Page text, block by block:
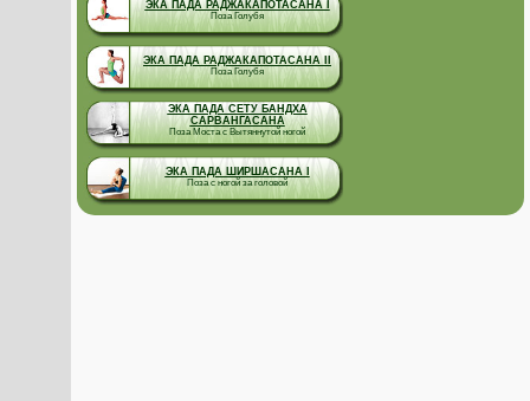
ЭКА ПАДА РАДЖАКАПОТАСАНА I
Поза Голубя
ЭКА ПАДА РАДЖАКАПОТАСАНА II
Поза Голубя
ЭКА ПАДА СЕТУ БАНДХА
САРВАНГАСАНА
Поза Моста с Вытяннутой ногой
ЭКА ПАДА ШИРШАСАНА I
Поза с ногой за головой